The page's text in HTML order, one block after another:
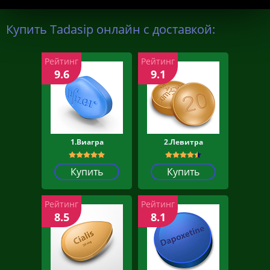
Купить Tadasip онлайн с доставкой:
1.Виагра
Купить
Рейтинг
9.6
2.Левитра
Купить
Рейтинг
9.1
Рейтинг
8.5
Рейтинг
8.1